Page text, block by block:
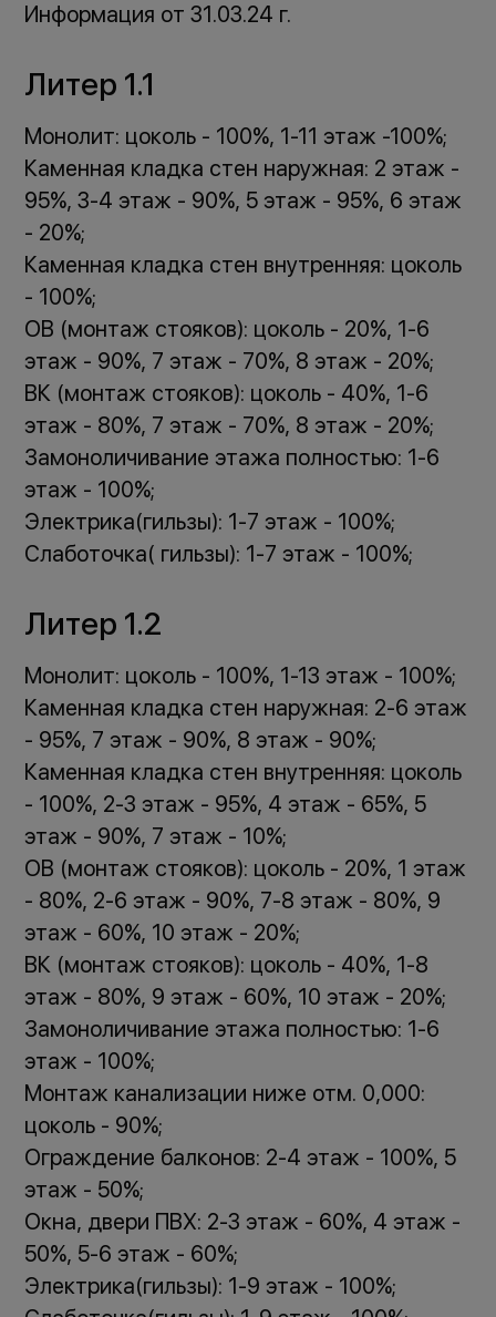
Информация от 31.03.24 г.
Литер 1.1
Монолит: цоколь - 100%, 1-11 этаж -100%;
Каменная кладка стен наружная: 2 этаж -
95%, 3-4 этаж - 90%, 5 этаж - 95%, 6 этаж
- 20%;
Каменная кладка стен внутренняя: цоколь
- 100%;
ОВ (монтаж стояков): цоколь - 20%, 1-6
этаж - 90%, 7 этаж - 70%, 8 этаж - 20%;
ВК (монтаж стояков): цоколь - 40%, 1-6
этаж - 80%, 7 этаж - 70%, 8 этаж - 20%;
Замоноличивание этажа полностью: 1-6
этаж - 100%;
Электрика(гильзы): 1-7 этаж - 100%;
Слаботочка( гильзы): 1-7 этаж - 100%;
Литер 1.2
Монолит: цоколь - 100%, 1-13 этаж - 100%;
Каменная кладка стен наружная: 2-6 этаж
- 95%, 7 этаж - 90%, 8 этаж - 90%;
Каменная кладка стен внутренняя: цоколь
- 100%, 2-3 этаж - 95%, 4 этаж - 65%, 5
этаж - 90%, 7 этаж - 10%;
ОВ (монтаж стояков): цоколь - 20%, 1 этаж
- 80%, 2-6 этаж - 90%, 7-8 этаж - 80%, 9
этаж - 60%, 10 этаж - 20%;
ВК (монтаж стояков): цоколь - 40%, 1-8
этаж - 80%, 9 этаж - 60%, 10 этаж - 20%;
Замоноличивание этажа полностью: 1-6
этаж - 100%;
Монтаж канализации ниже отм. 0,000:
цоколь - 90%;
Ограждение балконов: 2-4 этаж - 100%, 5
этаж - 50%;
Окна, двери ПВХ: 2-3 этаж - 60%, 4 этаж -
50%, 5-6 этаж - 60%;
Электрика(гильзы): 1-9 этаж - 100%;